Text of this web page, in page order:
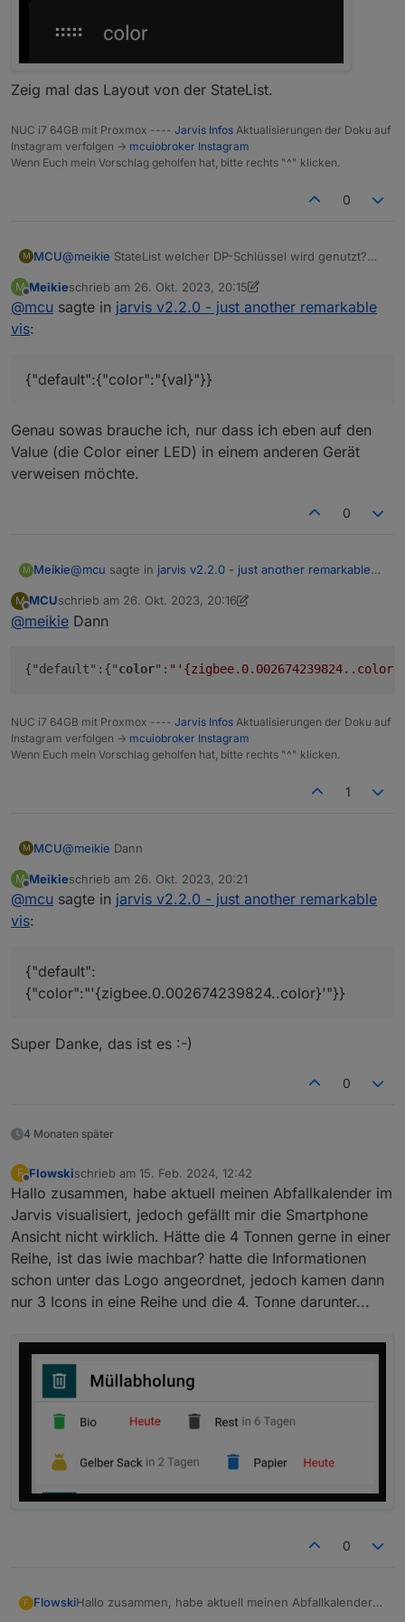
Zeig mal das Layout von der StateList.
NUC i7 64GB mit Proxmox ---- Jarvis Infos Aktualisierungen der Doku auf
Instagram verfolgen -> mcuiobroker Instagram
Wenn Euch mein Vorschlag geholfen hat, bitte rechts "^" klicken.
0
M MCU@meikie StateList welcher DP-Schlüssel wird genutzt?
M Meikieschrieb am 26. Okt. 2023, 20:15
zuletzt editiert von Meikie
@mcu sagte in jarvis v2.2.0 - just another remarkable
vis:
{"default":{"color":"{val}"}}
Genau sowas brauche ich, nur dass ich eben auf den
Value (die Color einer LED) in einem anderen Gerät
verweisen möchte.
0
M Meikie@mcu sagte in jarvis v2.2.0 - just another remarkable
{"default":{"color":"{val}"}}
Genau sowas brauche ich, nur dass ich eben auf den
M
Offline
MCUschrieb am 26. Okt. 2023, 20:16
zuletzt editiert von MCU
@meikie Dann
{"default":{"color":
NUC i7 64GB mit Proxmox ---- Jarvis Infos Aktualisierungen der Doku auf
Instagram verfolgen -> mcuiobroker Instagram
Wenn Euch mein Vorschlag geholfen hat, bitte rechts "^" klicken.
1
M MCU@meikie Dann
M Meikieschrieb am 26. Okt. 2023, 20:21
zuletzt editiert von
@mcu sagte in jarvis v2.2.0 - just another remarkable
vis:
{"default":
{"color":"'{zigbee.0.002674239824..color}'"}}
Super Danke, das ist es :-)
0
4 Monaten später
F
Offline
Flowskischrieb am 15. Feb. 2024, 12:42
zuletzt editiert von
Hallo zusammen, habe aktuell meinen Abfallkalender im
Jarvis visualisiert, jedoch gefällt mir die Smartphone
Ansicht nicht wirklich. Hätte die 4 Tonnen gerne in einer
Reihe, ist das iwie machbar? hatte die Informationen
schon unter das Logo angeordnet, jedoch kamen dann
nur 3 Icons in eine Reihe und die 4. Tonne darunter...
0
F FlowskiHallo zusammen, habe aktuell meinen Abfallkalender